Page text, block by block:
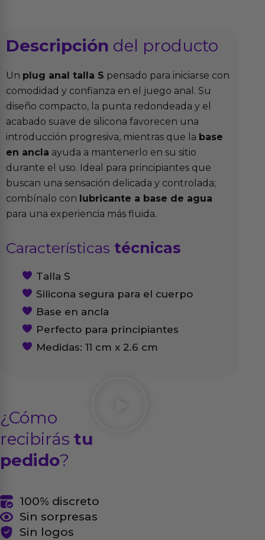
Descripción del producto
Un plug anal talla S pensado para iniciarse con
comodidad y confianza en el juego anal. Su
diseño compacto, la punta redondeada y el
acabado suave de silicona favorecen una
introducción progresiva, mientras que la base
en ancla ayuda a mantenerlo en su sitio
durante el uso. Ideal para principiantes que
buscan una sensación delicada y controlada;
combínalo con lubricante a base de agua
para una experiencia más fluida.
Características técnicas
Talla S
Silicona segura para el cuerpo
Base en ancla
Perfecto para principiantes
Medidas: 11 cm x 2.6 cm
¿Cómo
recibirás tu
pedido?
100% discreto
Sin sorpresas
Sin logos